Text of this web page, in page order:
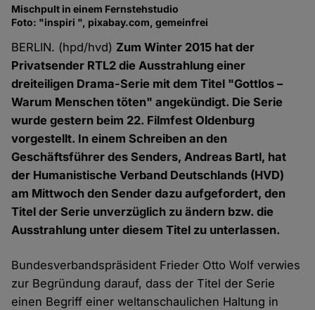
Mischpult in einem Fernstehstudio
Foto: "inspiri ", pixabay.com, gemeinfrei
BERLIN. (hpd/hvd) Zum Winter 2015 hat der
Privatsender RTL2 die Ausstrahlung einer
dreiteiligen Drama-Serie mit dem Titel "Gottlos –
Warum Menschen töten" angekündigt. Die Serie
wurde gestern beim 22. Filmfest Oldenburg
vorgestellt. In einem Schreiben an den
Geschäftsführer des Senders, Andreas Bartl, hat
der Humanistische Verband Deutschlands (HVD)
am Mittwoch den Sender dazu aufgefordert, den
Titel der Serie unverzüglich zu ändern bzw. die
Ausstrahlung unter diesem Titel zu unterlassen.
Bundesverbandspräsident Frieder Otto Wolf verwies
zur Begründung darauf, dass der Titel der Serie
einen Begriff einer weltanschaulichen Haltung in